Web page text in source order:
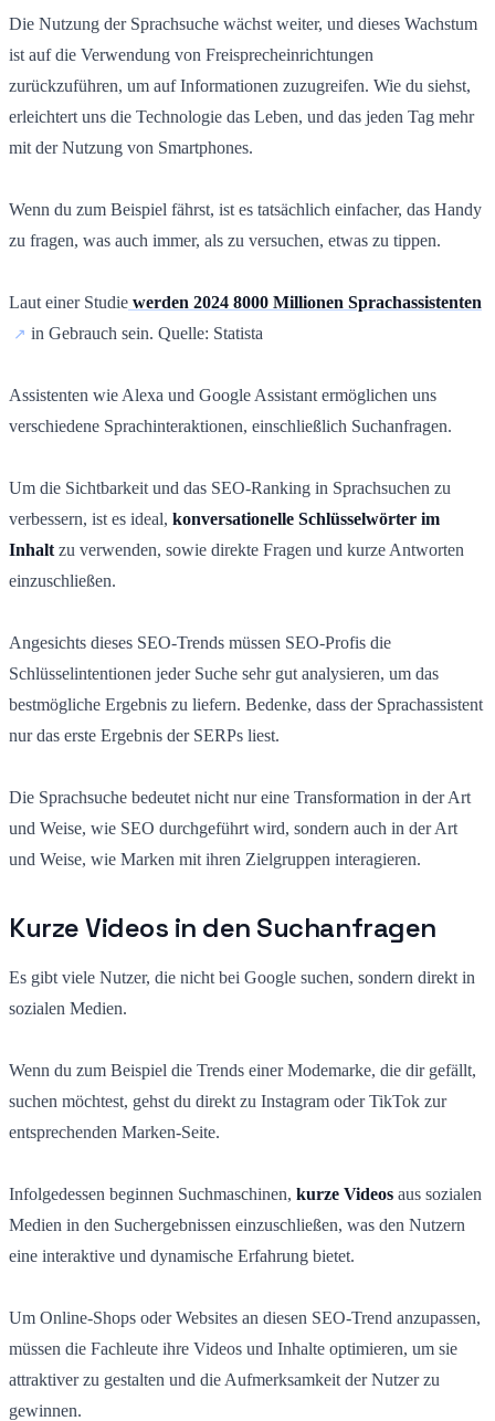
Die Nutzung der Sprachsuche wächst weiter, und dieses Wachstum
ist auf die Verwendung von Freisprecheinrichtungen
zurückzuführen, um auf Informationen zuzugreifen. Wie du siehst,
erleichtert uns die Technologie das Leben, und das jeden Tag mehr
mit der Nutzung von Smartphones.
Wenn du zum Beispiel fährst, ist es tatsächlich einfacher, das Handy
zu fragen, was auch immer, als zu versuchen, etwas zu tippen.
Laut einer Studie werden 2024 8000 Millionen Sprachassistenten
in Gebrauch sein. Quelle: Statista
Assistenten wie Alexa und Google Assistant ermöglichen uns
verschiedene Sprachinteraktionen, einschließlich Suchanfragen.
Um die Sichtbarkeit und das SEO-Ranking in Sprachsuchen zu
verbessern, ist es ideal, konversationelle Schlüsselwörter im
Inhalt zu verwenden, sowie direkte Fragen und kurze Antworten
einzuschließen.
Angesichts dieses SEO-Trends müssen SEO-Profis die
Schlüsselintentionen jeder Suche sehr gut analysieren, um das
bestmögliche Ergebnis zu liefern. Bedenke, dass der Sprachassistent
nur das erste Ergebnis der SERPs liest.
Die Sprachsuche bedeutet nicht nur eine Transformation in der Art
und Weise, wie SEO durchgeführt wird, sondern auch in der Art
und Weise, wie Marken mit ihren Zielgruppen interagieren.
Kurze Videos in den Suchanfragen
Es gibt viele Nutzer, die nicht bei Google suchen, sondern direkt in
sozialen Medien.
Wenn du zum Beispiel die Trends einer Modemarke, die dir gefällt,
suchen möchtest, gehst du direkt zu Instagram oder TikTok zur
entsprechenden Marken-Seite.
Infolgedessen beginnen Suchmaschinen, kurze Videos aus sozialen
Medien in den Suchergebnissen einzuschließen, was den Nutzern
eine interaktive und dynamische Erfahrung bietet.
Um Online-Shops oder Websites an diesen SEO-Trend anzupassen,
müssen die Fachleute ihre Videos und Inhalte optimieren, um sie
attraktiver zu gestalten und die Aufmerksamkeit der Nutzer zu
gewinnen.